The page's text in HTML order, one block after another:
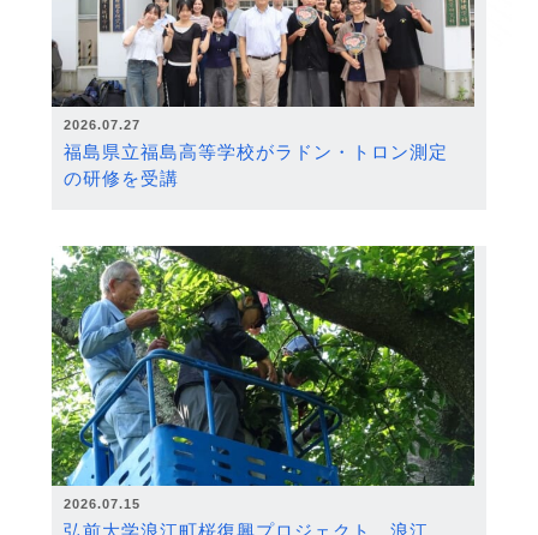
2026.07.27
福島県立福島高等学校がラドン・トロン測定
の研修を受講
2026.07.15
弘前大学浪江町桜復興プロジェクト 浪江